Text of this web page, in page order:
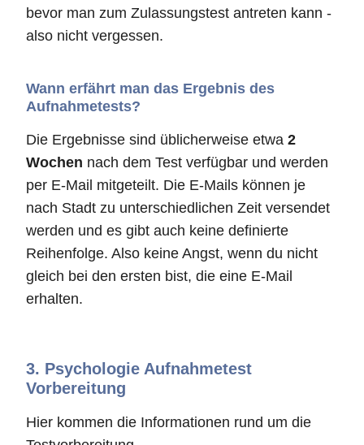
bevor man zum Zulassungstest antreten kann -
also nicht vergessen.
Wann erfährt man das Ergebnis des
Aufnahmetests?
Die Ergebnisse sind üblicherweise etwa 2
Wochen nach dem Test verfügbar und werden
per E-Mail mitgeteilt. Die E-Mails können je
nach Stadt zu unterschiedlichen Zeit versendet
werden und es gibt auch keine definierte
Reihenfolge. Also keine Angst, wenn du nicht
gleich bei den ersten bist, die eine E-Mail
erhalten.
3. Psychologie Aufnahmetest
Vorbereitung
Hier kommen die Informationen rund um die